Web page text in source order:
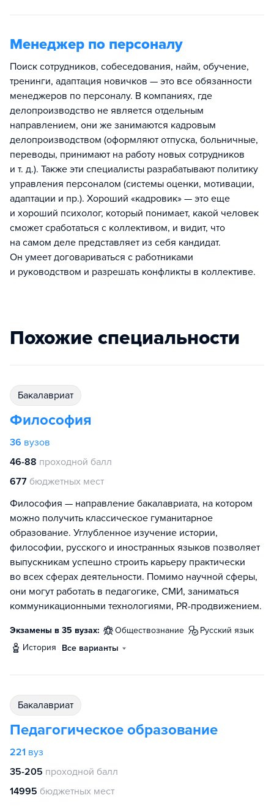
Менеджер по персоналу
Поиск сотрудников, собеседования, найм, обучение,
тренинги, адаптация новичков — это все обязанности
менеджеров по персоналу. В компаниях, где
делопроизводство не является отдельным
направлением, они же занимаются кадровым
делопроизводством (оформляют отпуска, больничные,
переводы, принимают на работу новых сотрудников
и т. д.). Также эти специалисты разрабатывают политику
управления персоналом (системы оценки, мотивации,
адаптации и пр.). Хороший «кадровик» — это еще
и хороший психолог, который понимает, какой человек
сможет сработаться с коллективом, и видит, что
на самом деле представляет из себя кандидат.
Он умеет договариваться с работниками
и руководством и разрешать конфликты в коллективе.
Похожие специальности
бакалавриат
Философия
36 вузов
46-88 проходной балл
677 бюджетных мест
Философия — направление бакалавриата, на котором
можно получить классическое гуманитарное
образование. Углубленное изучение истории,
философии, русского и иностранных языков позволяет
выпускникам успешно строить карьеру практически
во всех сферах деятельности. Помимо научной сферы,
они могут работать в педагогике, СМИ, заниматься
коммуникационными технологиями, PR-продвижением.
Экзамены в 35 вузах: обществознание
русский язык
история
Все варианты
бакалавриат
Педагогическое образование
221 вуз
35-205 проходной балл
14995 бюджетных мест